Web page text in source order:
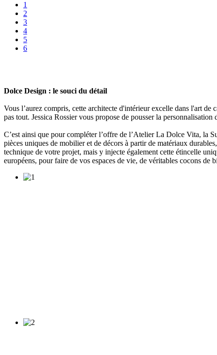
1
2
3
4
5
6
Dolce Design : le souci du détail
Vous l’aurez compris, cette architecte d'intérieur excelle dans l'art
pas tout. Jessica Rossier vous propose de pousser la
C’est ainsi que pour compléter l’offre de l’Atelier La Dolce Vita, la
pièces uniques de mobilier et de décors à partir de matériaux
technique de votre projet, mais y injecte également cette étincelle
européens, pour faire de vos espaces de vie, de véritables cocons de